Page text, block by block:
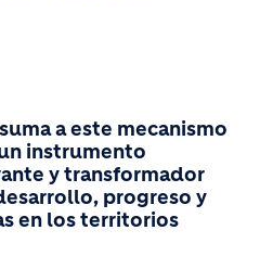
a este mecanismo
instrumento
y transformador
progreso y
en los territorios